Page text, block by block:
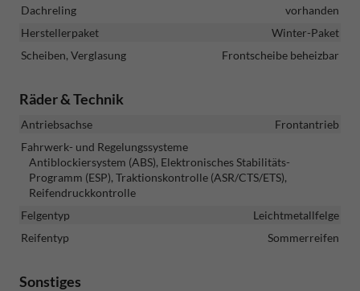
Dachreling
vorhanden
Herstellerpaket
Winter-Paket
Scheiben, Verglasung
Frontscheibe beheizbar
Räder & Technik
Antriebsachse
Frontantrieb
Fahrwerk- und Regelungssysteme
Antiblockiersystem (ABS), Elektronisches Stabilitäts-
Programm (ESP), Traktionskontrolle (ASR/CTS/ETS),
Reifendruckkontrolle
Felgentyp
Leichtmetallfelge
Reifentyp
Sommerreifen
Sonstiges